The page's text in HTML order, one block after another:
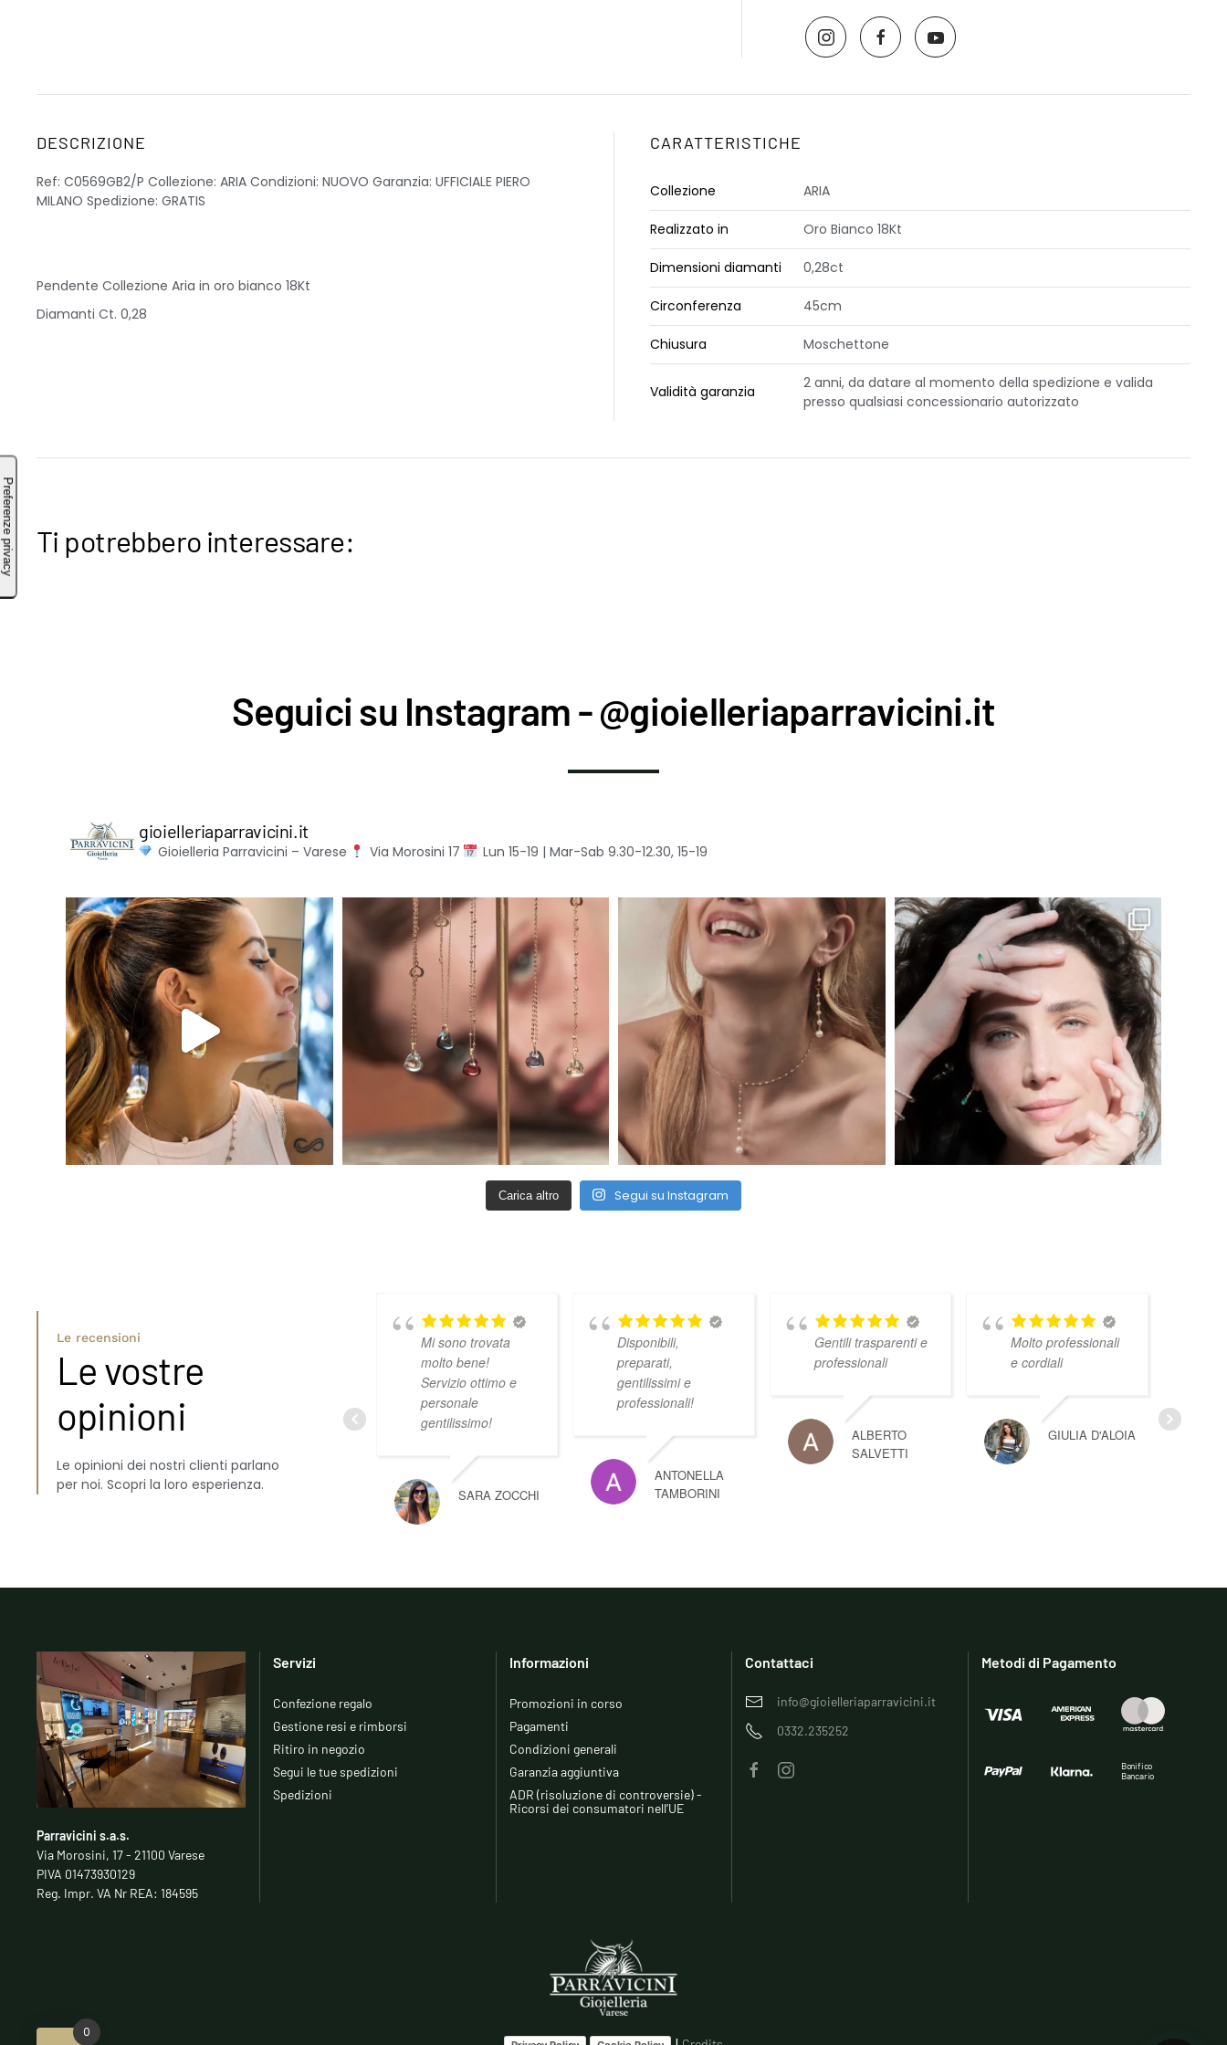
DESCRIZIONE
Ref: C0569GB2/P Collezione: ARIA Condizioni: NUOVO Garanzia: UFFICIALE PIERO
MILANO Spedizione: GRATIS
Pendente Collezione Aria in oro bianco 18Kt
Diamanti Ct. 0,28
CARATTERISTICHE
Collezione ARIA
Realizzato in Oro Bianco 18Kt
Dimensioni diamanti 0,28ct
Circonferenza 45cm
Chiusura Moschettone
Validità garanzia
2 anni, da datare al momento della spedizione e valida
presso qualsiasi concessionario autorizzato
Ti potrebbero interessare:
Seguici su Instagram - @gioielleriaparravicini.it
gioielleriaparravicini.it
Gioielleria Parravicini – Varese Via Morosini 17 Lun 15-19 | Mar-Sab 9.30-12.30, 15-19
Carica altro Segui su Instagram
Le recensioni
Le vostre
opinioni
Le opinioni dei nostri clienti parlano
per noi. Scopri la loro esperienza.
Mi sono trovata
molto bene!
Servizio ottimo e
personale
gentilissimo!
SARA ZOCCHI
Disponibili,
preparati,
gentilissimi e
professionali!
ANTONELLA
TAMBORINI
Gentili trasparenti e
professionali
ALBERTO
SALVETTI
Molto professionali
e cordiali
GIULIA D'ALOIA
Parravicini s.a.s.
Via Morosini, 17 - 21100 Varese
PIVA 01473930129
Reg. Impr. VA Nr REA: 184595
Servizi
Confezione regalo
Gestione resi e rimborsi
Ritiro in negozio
Segui le tue spedizioni
Spedizioni
Informazioni
Promozioni in corso
Pagamenti
Condizioni generali
Garanzia aggiuntiva
ADR (risoluzione di controversie) -
Ricorsi dei consumatori nell’UE
Contattaci
info@gioielleriaparravicini.it
0332.235252
Metodi di Pagamento
Bonifico
Bancario
0